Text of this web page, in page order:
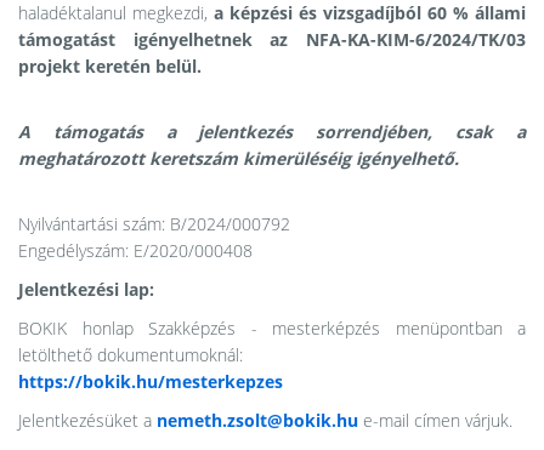
haladéktalanul megkezdi, a képzési és vizsgadíjból 60 % állami
támogatást igényelhetnek az NFA-KA-KIM-6/2024/TK/03
projekt keretén belül.
A támogatás a jelentkezés sorrendjében, csak a
meghatározott keretszám kimerüléséig igényelhető.
Nyilvántartási szám: B/2024/000792
Engedélyszám: E/2020/000408
Jelentkezési lap:
BOKIK honlap Szakképzés - mesterképzés menüpontban a
letölthető dokumentumoknál:
https://bokik.hu/mesterkepzes
Jelentkezésüket a nemeth.zsolt@bokik.hu e-mail címen várjuk.